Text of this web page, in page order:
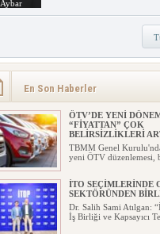
Aybar
En Son Haberler
YEDPA HABER
AĞUSTOS 2026
Otomotiv yedek parça
Ağ...
ÖTV’DE YENİ
“FİYATTAN” ÇOK
BELİRSİZLİKLERİ
TBMM Genel
yeni ÖTV düzenlemesi,
İTO SEÇİMLERİNDE
SEKTÖRÜNDEN
Dr. Salih Sami Atılgan:
İş Birliği ve Kapsayıcı